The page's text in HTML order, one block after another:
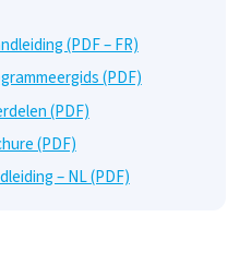
(PDF – FR)
(PDF)
(PDF)
(PDF)
– NL (PDF)